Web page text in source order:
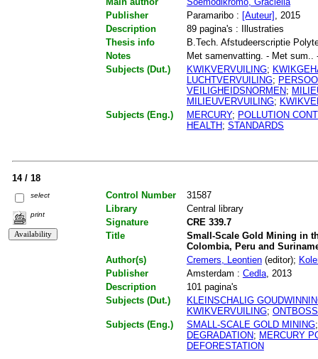
Publisher
Paramaribo : [Auteur]
, 2015
Description
89 pagina's : Illustraties
Thesis info
B.Tech. Afstudeerscriptie
Notes
Met samenvatting. - Met
Subjects (Dut.)
KWIKVERVUILING;
LUCHTVERVUILING;
VEILIGHEIDSNORMEN;
MILIEUVERVUILING;
Subjects (Eng.)
MERCURY; POLLUTION
HEALTH; STANDARDS
14 / 18
select
print
Control Number
31587
Library
Central library
Signature
CRE 339.7
Title
Small-Scale Gold Mining in
Colombia, Peru and
Author(s)
Cremers, Leontien(editor);
Publisher
Amsterdam : Cedla, 2013
Description
101 pagina's
Subjects (Dut.)
KLEINSCHALIG
KWIKVERVUILING;
Subjects (Eng.)
SMALL-SCALE GOLD MINING
DEGRADATION; MERCURY
DEFORESTATION